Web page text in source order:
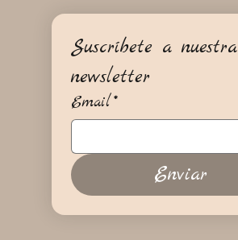
Suscríbete a nuestra
newsletter
Email*
Enviar